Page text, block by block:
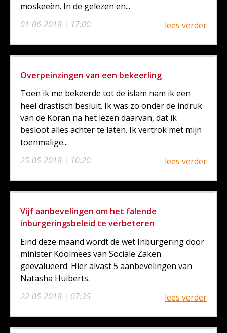
01-06-2018 | 17:00
moskeeën. In de gelezen en...
lees verder
Overpeinzingen van een bekeerling
25-05-2018 | 10:20
Toen ik me bekeerde tot de islam nam ik een
heel drastisch besluit. Ik was zo onder de indruk
van de Koran na het lezen daarvan, dat ik
besloot alles achter te laten. Ik vertrok met mijn
toenmalige...
lees verder
Vijf aanbevelingen om het falende
inburgeringsbeleid te verbeteren
22-05-2018 | 07:35
Eind deze maand wordt de wet Inburgering door
minister Koolmees van Sociale Zaken
geëvalueerd. Hier alvast 5 aanbevelingen van
Natasha Huiberts.
lees verder